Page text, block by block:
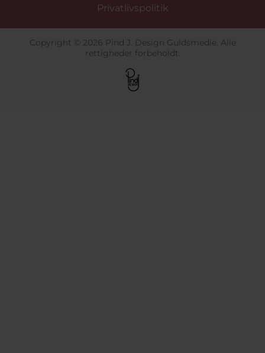
Privatlivspolitik
Copyright © 2026 Pind J. Design Guldsmedie. Alle
rettigheder forbeholdt.